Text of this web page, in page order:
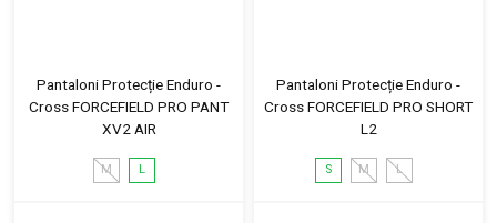
Pantaloni Protecție Enduro -
Cross FORCEFIELD PRO PANT
XV2 AIR
M L
Pantaloni Protecție Enduro -
Cross FORCEFIELD PRO SHORT
L2
S M L